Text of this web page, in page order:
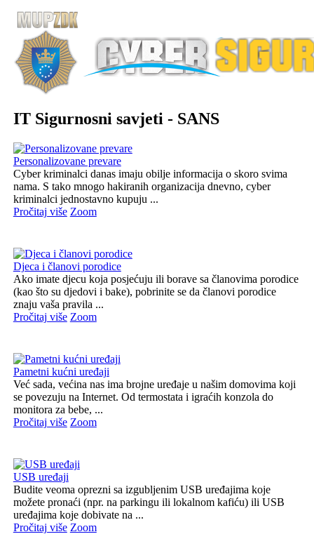
IT Sigurnosni savjeti - SANS
Personalizovane prevare
Cyber kriminalci danas imaju obilje informacija o skoro svima
nama. S tako mnogo hakiranih organizacija dnevno, cyber
kriminalci jednostavno kupuju ...
Pročitaj više Zoom
Djeca i članovi porodice
Ako imate djecu koja posjećuju ili borave sa članovima porodice
(kao što su djedovi i bake), pobrinite se da članovi porodice
znaju vaša pravila ...
Pročitaj više Zoom
Pametni kućni uređaji
Već sada, većina nas ima brojne uređaje u našim domovima koji
se povezuju na Internet. Od termostata i igraćih konzola do
monitora za bebe, ...
Pročitaj više Zoom
USB uređaji
Budite veoma oprezni sa izgubljenim USB uređajima koje
možete pronaći (npr. na parkingu ili lokalnom kafiću) ili USB
uređajima koje dobivate na ...
Pročitaj više Zoom